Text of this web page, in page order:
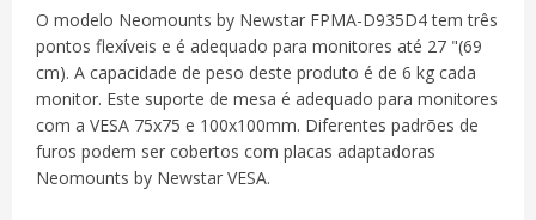
O modelo Neomounts by Newstar FPMA-D935D4 tem três
pontos flexíveis e é adequado para monitores até 27 "(69
cm). A capacidade de peso deste produto é de 6 kg cada
monitor. Este suporte de mesa é adequado para monitores
com a VESA 75x75 e 100x100mm. Diferentes padrões de
furos podem ser cobertos com placas adaptadoras
Neomounts by Newstar VESA.